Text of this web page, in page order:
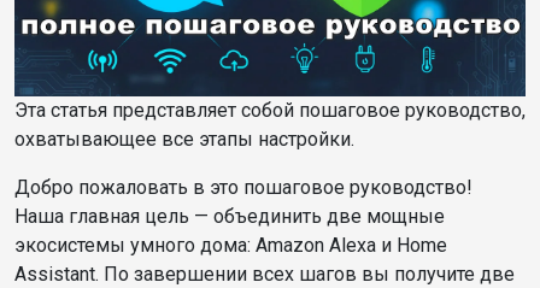
Эта статья представляет собой пошаговое руководство,
охватывающее все этапы настройки.
Добро пожаловать в это пошаговое руководство!
Наша главная цель — объединить две мощные
экосистемы умного дома: Amazon Alexa и Home
Assistant. По завершении всех шагов вы получите две